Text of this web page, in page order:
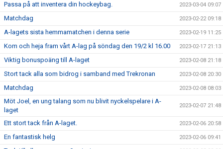
Passa på att inventera din hockeybag. 2023-03-04 09:07
Matchdag 2023-02-22 09:18
A-lagets sista hemmamatchen i denna serie 2023-02-19 11:25
Kom och heja fram vårt A-lag på söndag den 19/2 kl 16.00 2023-02-17 21:13
Viktig bonuspoäng till A-laget 2023-02-08 21:18
Stort tack alla som bidrog i samband med Trekronan 2023-02-08 20:30
Matchdag 2023-02-08 08:03
Möt Joel, en ung talang som nu blivit nyckelspelare i A-
laget
2023-02-07 21:48
Ett stort tack från A-laget. 2023-02-06 20:58
En fantastisk helg 2023-02-06 09:41